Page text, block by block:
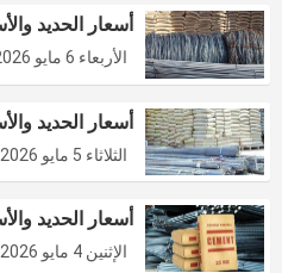
أسعار الحديد
الأربعاء 6 مايو 2026
أسعار الحديد
الثلاثاء 5 مايو 2026
أسعار الحديد
الإثنين 4 مايو 2026